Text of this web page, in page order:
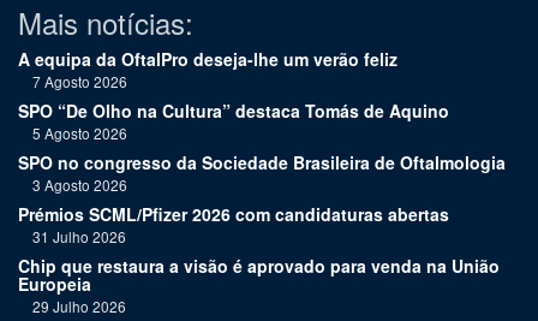
Mais notícias:
A equipa da OftalPro deseja-lhe um verão feliz
7 Agosto 2026
SPO “De Olho na Cultura” destaca Tomás de Aquino
5 Agosto 2026
SPO no congresso da Sociedade Brasileira de Oftalmologia
3 Agosto 2026
Prémios SCML/Pfizer 2026 com candidaturas abertas
31 Julho 2026
Chip que restaura a visão é aprovado para venda na União
Europeia
29 Julho 2026